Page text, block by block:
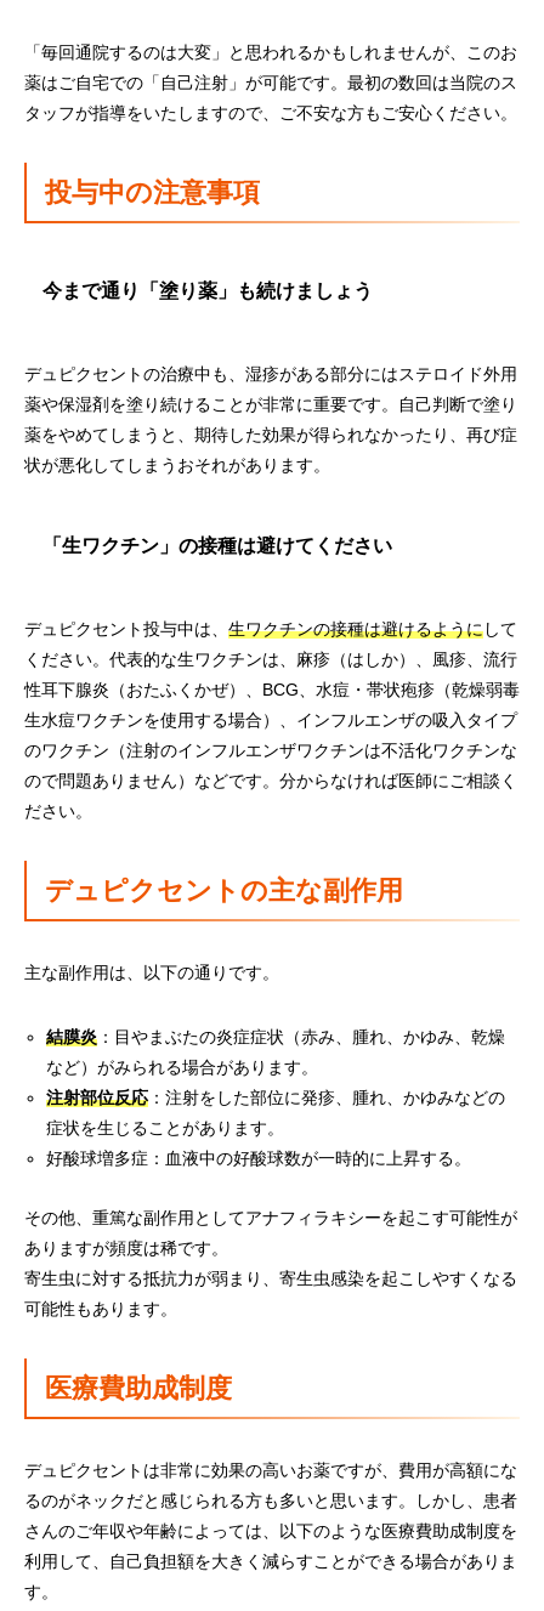
「毎回通院するのは大変」と思われるかもしれませんが、このお
薬はご自宅での「自己注射」が可能です。最初の数回は当院のス
タッフが指導をいたしますので、ご不安な方もご安心ください。
投与中の注意事項
今まで通り「塗り薬」も続けましょう
デュピクセントの治療中も、湿疹がある部分にはステロイド外用
薬や保湿剤を塗り続けることが非常に重要です。自己判断で塗り
薬をやめてしまうと、期待した効果が得られなかったり、再び症
状が悪化してしまうおそれがあります。
「生ワクチン」の接種は避けてください
デュピクセント投与中は、 生ワクチンの接種は避けるようにして
ください。代表的な生ワクチンは、麻疹（はしか）、風疹、流行
性耳下腺炎（おたふくかぜ）、BCG、水痘・帯状疱疹（乾燥弱毒
生水痘ワクチンを使用する場合）、インフルエンザの吸入タイプ
のワクチン（注射のインフルエンザワクチンは不活化ワクチンな
ので問題ありません）などです。分からなければ医師にご相談く
ださい。
デュピクセントの主な副作用
主な副作用は、以下の通りです。
結膜炎 ：目やまぶたの炎症症状（赤み、腫れ、かゆみ、乾燥
など）がみられる場合があります。
注射部位反応 ：注射をした部位に発疹、腫れ、かゆみなどの
症状を生じることがあります。
好酸球増多症：血液中の好酸球数が一時的に上昇する。
その他、重篤な副作用としてアナフィラキシーを起こす可能性が
ありますが頻度は稀です。
寄生虫に対する抵抗力が弱まり、寄生虫感染を起こしやすくなる
可能性もあります。
医療費助成制度
デュピクセントは非常に効果の高いお薬ですが、費用が高額にな
るのがネックだと感じられる方も多いと思います。しかし、患者
さんのご年収や年齢によっては、以下のような医療費助成制度を
利用して、自己負担額を大きく減らすことができる場合がありま
す。